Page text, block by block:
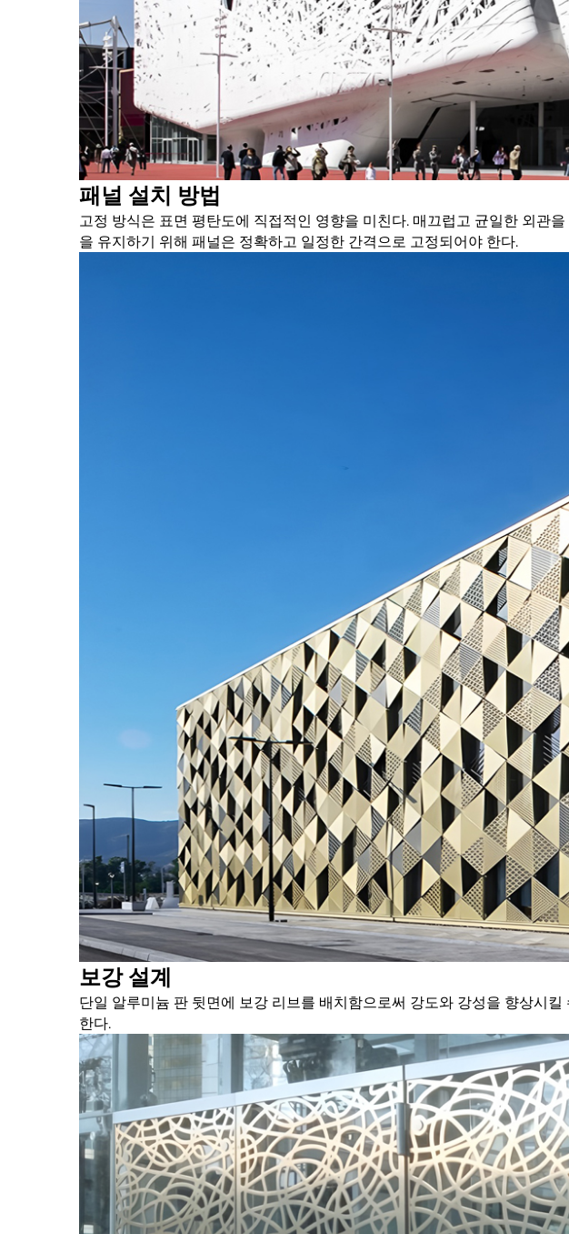
패널 설치 방법
고정 방식은 표면 평탄도에 직접적인 영향을 미친다. 매끄럽고 균일한 외관
을 유지하기 위해 패널은 정확하고 일정한 간격으로 고정되어야 한다.
보강 설계
단일 알루미늄 판 뒷면에 보강 리브를 배치함으로써 강도와 강성을 향상시
한다.